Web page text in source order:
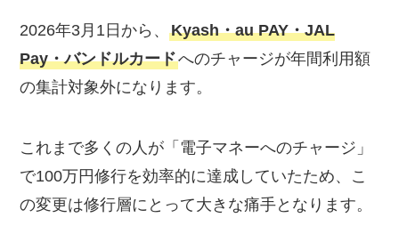
2026年3月1日から、Kyash・au PAY・JAL
Pay・バンドルカードへのチャージが年間利用額
の集計対象外になります。
これまで多くの人が「電子マネーへのチャージ」
で100万円修行を効率的に達成していたため、こ
の変更は修行層にとって大きな痛手となります。